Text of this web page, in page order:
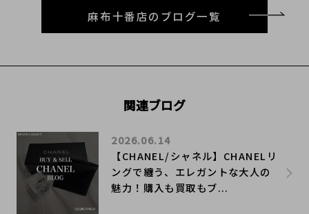
麻布十番店のブログ一覧
関連ブログ
【CHANEL/シャネル】CHANELリ
ングで纏う、エレガントな大人の
魅力！購入も買取もブ...
2026.06.14